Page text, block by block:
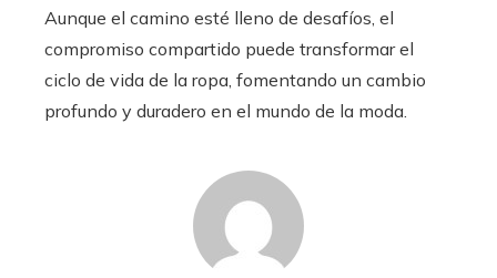
Aunque el camino esté lleno de desafíos, el
compromiso compartido puede transformar el
ciclo de vida de la ropa, fomentando un cambio
profundo y duradero en el mundo de la moda.